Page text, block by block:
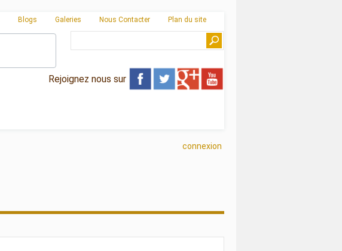
Blogs Galeries Nous Contacter Plan du site
Rejoignez nous sur
connexion